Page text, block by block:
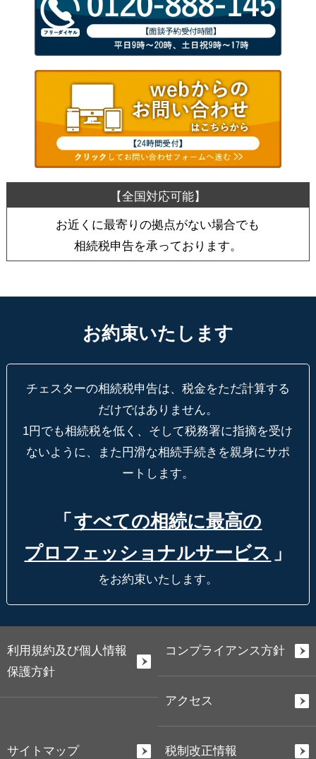
お近くに最寄りの拠点がない場合でも
相続税申告を承っております。
お約束いたします
チェスターの相続税申告は、税金をただ計算する
だけではありません。
1円でも相続税を低く、そして税務署に指摘を受け
ないように、
また円滑な相続手続きを親身にサポ
ートします。
「 すべての相続に最高の
プロフェッショナルサービス 」
をお約束いたします。
利用規約及び個人情報
保護方針
コンプライアンス方針
アクセス
サイトマップ 税制改正情報